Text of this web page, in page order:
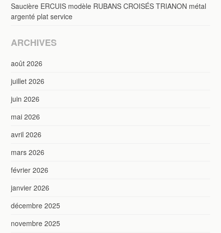
Saucière ERCUIS modèle RUBANS CROISÉS TRIANON métal
argenté plat service
ARCHIVES
août 2026
juillet 2026
juin 2026
mai 2026
avril 2026
mars 2026
février 2026
janvier 2026
décembre 2025
novembre 2025